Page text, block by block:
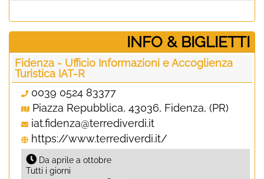
­INFO & BIGLIETTI
Fidenza - Ufficio Informazioni e Accoglienza
Turistica IAT-R
0039 0524 83377
Piazza Repubblica, 43036, Fidenza, (PR)
iat.fidenza@terrediverdi.it
https://www.terrediverdi.it/
Da aprile a ottobre
Tutti i giorni